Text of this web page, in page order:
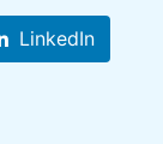
LinkedIn